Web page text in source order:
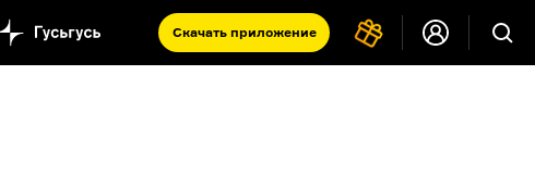
Скачать приложение